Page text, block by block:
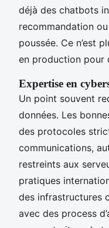
déjà des chatbots
recommandation
poussée. Ce n’est
en production pour
Expertise en
Un point souvent
données. Les
des protocoles
communications,
restreints aux
pratiques
des infrastructures
avec des process